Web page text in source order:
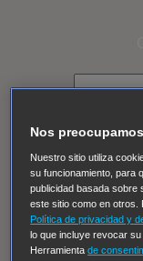
Despedida
Thomas,
Insomnia El
Hudson &
Regreso al
caballeros
Nos
Nuestro sitio utiliza
su funcionamiento, para
publicidad basada sobre
este sitio como en otros.
Política de privacidad y
lo que incluye revocar
Herramientade